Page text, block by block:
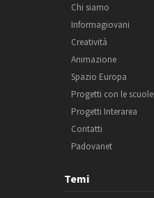
Chi siamo
Informagiovani
Creatività
Animazione
Spazio Europa
Progetti con le scuole
Progetti Interarea
Contatti
Padovanet
Temi